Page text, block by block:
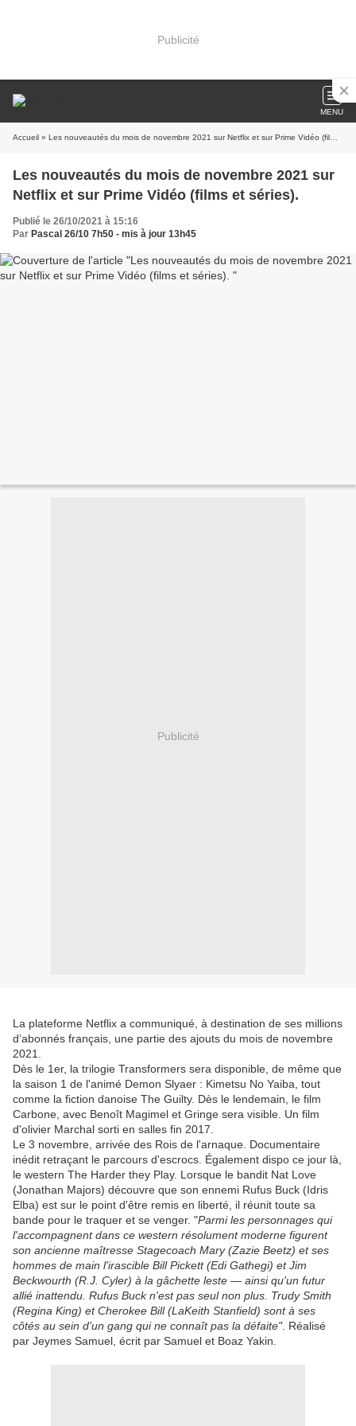
Publicité
MENU
Accueil » Les nouveautés du mois de novembre 2021 sur Netflix et sur Prime Vidéo (films et séries).
Les nouveautés du mois de novembre 2021 sur
Netflix et sur Prime Vidéo (films et séries).
Publié le 26/10/2021 à 15:16
Par Pascal 26/10 7h50 - mis à jour 13h45
Publicité
La plateforme Netflix a communiqué, à destination de ses millions
d’abonnés français, une partie des ajouts du mois de novembre
2021.
Dès le 1er, la trilogie Transformers sera disponible, de même que
la saison 1 de l'animé Demon Slyaer : Kimetsu No Yaiba, tout
comme la fiction danoise The Guilty. Dès le lendemain, le film
Carbone, avec Benoît Magimel et Gringe sera visible. Un film
d'olivier Marchal sorti en salles fin 2017.
Le 3 novembre, arrivée des Rois de l'arnaque. Documentaire
inédit retraçant le parcours d'escrocs. Également dispo ce jour là,
le western The Harder they Play. Lorsque le bandit Nat Love
(Jonathan Majors) découvre que son ennemi Rufus Buck (Idris
Elba) est sur le point d'être remis en liberté, il réunit toute sa
bande pour le traquer et se venger. "Parmi les personnages qui
l'accompagnent dans ce western résolument moderne figurent
son ancienne maîtresse Stagecoach Mary (Zazie Beetz) et ses
hommes de main l'irascible Bill Pickett (Edi Gathegi) et Jim
Beckwourth (R.J. Cyler) à la gâchette leste — ainsi qu'un futur
allié inattendu. Rufus Buck n'est pas seul non plus. Trudy Smith
(Regina King) et Cherokee Bill (LaKeith Stanfield) sont à ses
côtés au sein d'un gang qui ne connaît pas la défaite". Réalisé
par Jeymes Samuel, écrit par Samuel et Boaz Yakin.